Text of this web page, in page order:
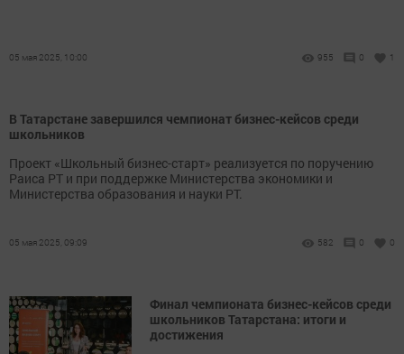
05 мая 2025, 10:00 955 0 1
В Татарстане завершился чемпионат бизнес-кейсов среди
школьников
Проект «Школьный бизнес-старт» реализуется по поручению
Раиса РТ и при поддержке Министерства экономики и
Министерства образования и науки РТ.
05 мая 2025, 09:09 582 0 0
Финал чемпионата бизнес-кейсов среди
школьников Татарстана: итоги и
достижения